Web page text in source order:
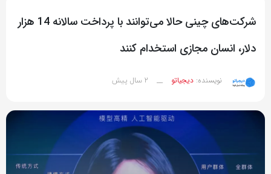
شرکت‌های چینی حالا می‌توانند با پرداخت سالانه 14 هزار
دلار، انسان مجازی استخدام کنند
نویسنده: دیجیاتو __ 2 سال پیش